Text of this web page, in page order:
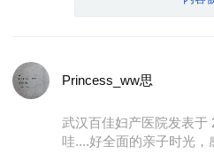
-- 自言自语玩小火车。左手
-- 茶几当乒乓球台，书做挡
-- 象棋当五子棋来走。
-- 抢板凳的游戏（绕着板凳
-- 躲猫猫。
Princess_ww思
武汉百佳妇产医院发表于
哇....好全面的亲子时光，